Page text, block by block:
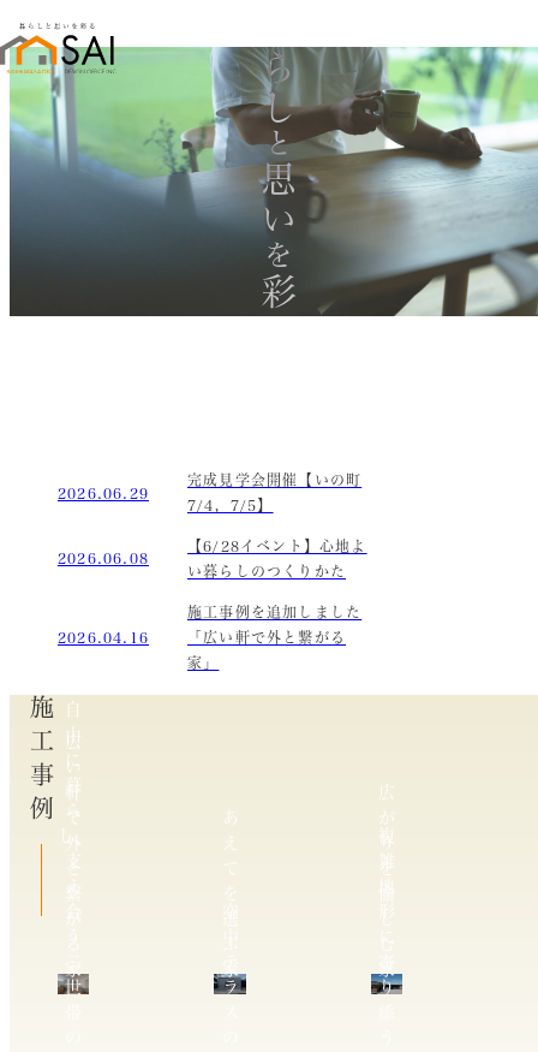
暮らし
と
思い
を
彩る
2026.06.29
完成見学会開催【いの町
7/4，7/5】
2026.06.08
【6/28イベント】心地よ
い暮らしのつくりかた
2026.04.16
施工事例を追加しました
「広い軒で外と繋がる
家」
施工事例
広
い
軒
で
外
と
繋
が
る
あ
え
て
を
選
広
が
り
を
愉
し
自
由
に
暮
ら
し、
支
え
合
う
世
空
ラ
複
雑
地
形
り